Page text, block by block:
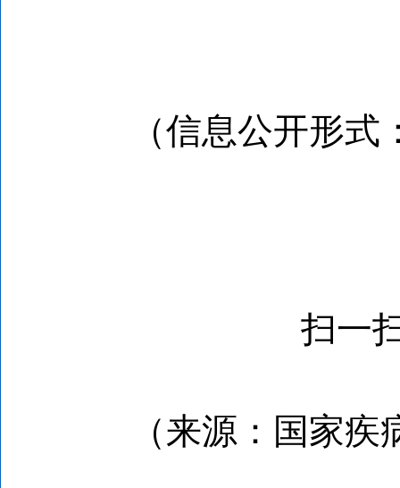
（信息公开形
扫一
（来源：国家疾